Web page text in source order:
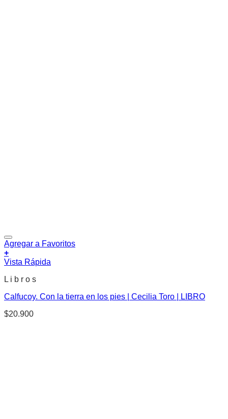
Agregar a Favoritos
+
Vista Rápida
L i b r o s
Calfucoy. Con la tierra en los pies | Cecilia Toro | LIBRO
$20.900